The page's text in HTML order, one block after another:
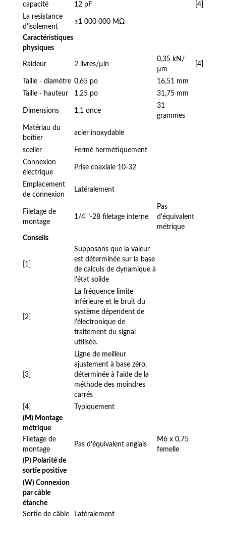
capacité
12 pF
[4]
La resistance
d'isolement
≥1 000 000 MΩ
Caractéristiques
physiques
Raideur 2 livres/µin
0,35 kN/
µm
[4]
Taille - diamètre 0,65 po
16,51 mm
Taille - hauteur
1,25 po 31,75 mm
Dimensions 1,1 once
31
grammes
Matériau du
boîtier
acier inoxydable
sceller
Fermé hermétiquement
Connexion
électrique
Prise coaxiale 10-32
Emplacement
de connexion
Latéralement
Filetage de
montage
1/4 "-28 filetage interne
Pas
d'équivalent
métrique
Conseils
[1]
Supposons que la valeur
est déterminée sur la base
de calculs de dynamique à
l'état solide
[2]
La fréquence limite
inférieure et le bruit du
système dépendent de
l'électronique de
traitement du signal
utilisée.
[3]
Ligne de meilleur
ajustement à base zéro,
déterminée à l'aide de la
méthode des moindres
carrés
[4]
Typiquement
(M) Montage
métrique
Filetage de
montage
Pas d'équivalent anglais
M6 x 0,75
femelle
(P) Polarité de
sortie positive
(W) Connexion
par câble
étanche
Sortie de câble
Latéralement